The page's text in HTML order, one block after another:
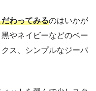
わってみるのはいかが
やネイビーなどのベー
ス、シンプルなジーパ